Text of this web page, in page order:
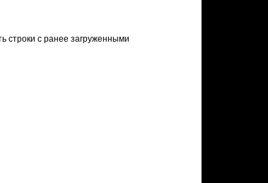
строки с ранее загруженными